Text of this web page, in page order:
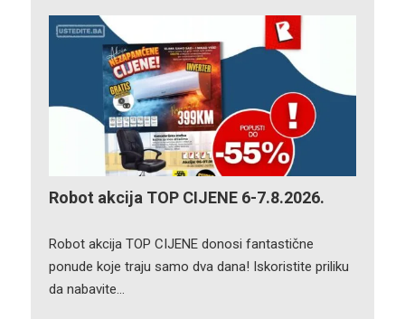
Robot akcija TOP CIJENE 6-7.8.2026.
Robot akcija TOP CIJENE donosi fantastične
ponude koje traju samo dva dana! Iskoristite priliku
da nabavite…